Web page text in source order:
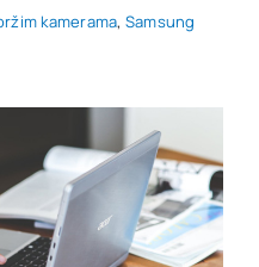
kamerama, Samsung